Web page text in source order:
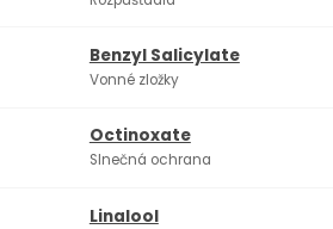
Benzyl Salicylate
Vonné zložky
Octinoxate
Slnečná ochrana
Linalool